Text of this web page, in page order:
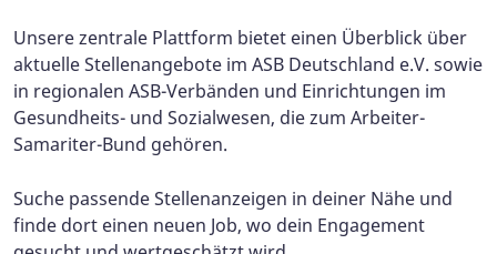
Unsere zentrale Plattform bietet einen Überblick über
aktuelle Stellenangebote im ASB Deutschland e.V. sowie
in regionalen ASB-Verbänden und Einrichtungen im
Gesundheits- und Sozialwesen, die zum Arbeiter-
Samariter-Bund gehören.
Suche passende Stellenanzeigen in deiner Nähe und
finde dort einen neuen Job, wo dein Engagement